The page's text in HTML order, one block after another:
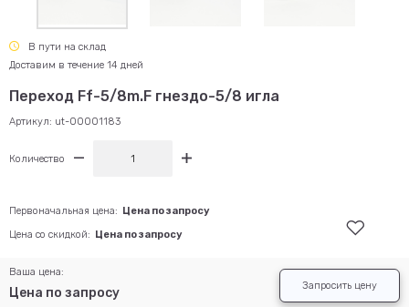
Переход Ff-5/8m.F гнездо-5/8 игла
Артикул: ut-00001183
В пути на склад
Доставим в течение 14 дней
Количество
Ваша цена:
Цена по запросу
Первоначальная цена: Цена по запросу
Цена со скидкой: Цена по запросу
Запросить цену